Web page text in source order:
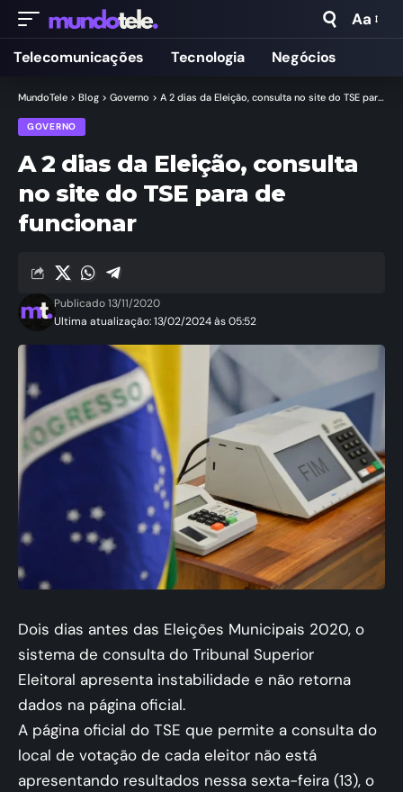
Aa
Telecomunicações Tecnologia Negócios
MundoTele > Blog > Governo > A 2 dias da Eleição, consulta no site do TSE para de funcionar
GOVERNO
A 2 dias da Eleição, consulta
no site do TSE para de
funcionar
Ultima atualização: 13/02/2024 às 05:52
Publicado 13/11/2020
Dois dias antes das Eleições Municipais 2020, o
sistema de consulta do Tribunal Superior
Eleitoral apresenta instabilidade e não retorna
dados na página oficial.
A página oficial do TSE que permite a consulta do
local de votação de cada eleitor não está
apresentando resultados nessa sexta-feira (13), o